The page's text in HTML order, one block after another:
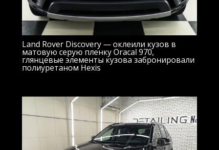
Land Rover Discovery — оклеили кузов в
матовую серую пленку Oracal 970,
глянцевые элементы кузова забронировали
полиуретаном Hexis